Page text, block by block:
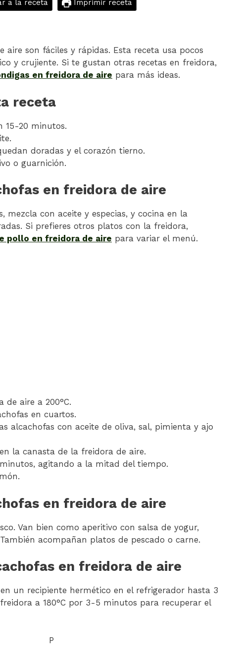
a la receta Imprimir receta
aire son fáciles y rápidas. Esta receta usa pocos
y crujiente. Si te gustan otras recetas en freidora,
en freidora de aire para más ideas.
receta
15-20 minutos.
doradas y el corazón tierno.
o guarnición.
en freidora de aire
mezcla con aceite y especias, y cocina en la
Si prefieres otros platos con la freidora,
pollo en freidora de aire para variar el menú.
de aire a 200°C.
en cuartos.
alcachofas con aceite de oliva, sal, pimienta y ajo
la canasta de la freidora de aire.
agitando a la mitad del tiempo.
en freidora de aire
Van bien como aperitivo con salsa de yogur,
acompañan platos de pescado o carne.
en freidora de aire
un recipiente hermético en el refrigerador hasta 3
a 180°C por 3-5 minutos para recuperar el
P